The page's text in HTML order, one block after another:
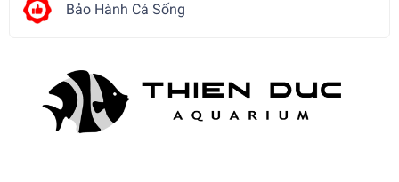
Bảo Hành Cá Sống